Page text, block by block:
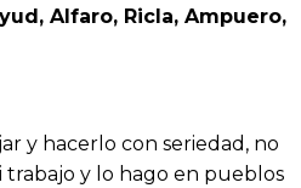
Alfaro, Ricla, Ampuero,
y hacerlo con seriedad, no
trabajo y lo hago en pueblos